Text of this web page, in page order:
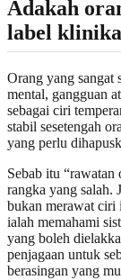
Adakah
label
Orang yang sangat
mental, gangguan
sebagai ciri
stabil sesetengah
yang perlu
Sebab itu “rawatan
rangka yang salah.
bukan merawat ciri
ialah memahami
yang boleh
penjagaan untuk
berasingan yang